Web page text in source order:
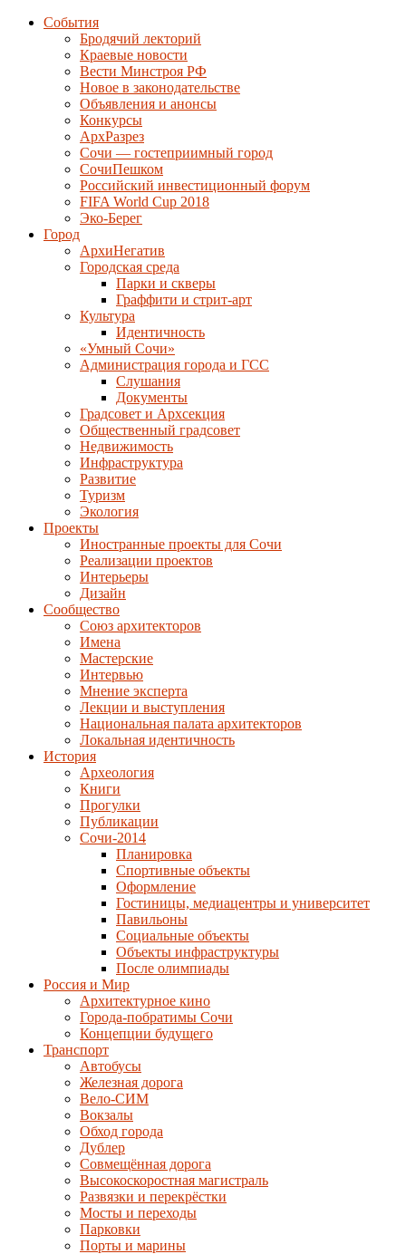
События
Бродячий лекторий
Краевые новости
Вести Минстроя РФ
Новое в законодательстве
Объявления и анонсы
Конкурсы
АрхРазрез
Сочи — гостеприимный город
СочиПешком
Российский инвестиционный форум
FIFA World Cup 2018
Эко-Берег
Город
АрхиНегатив
Городская среда
Парки и скверы
Граффити и стрит-арт
Культура
Идентичность
«Умный Сочи»
Администрация города и ГСС
Слушания
Документы
Градсовет и Архсекция
Общественный градсовет
Недвижимость
Инфраструктура
Развитие
Туризм
Экология
Проекты
Иностранные проекты для Сочи
Реализации проектов
Интерьеры
Дизайн
Сообщество
Союз архитекторов
Имена
Мастерские
Интервью
Мнение эксперта
Лекции и выступления
Национальная палата архитекторов
Локальная идентичность
История
Археология
Книги
Прогулки
Публикации
Сочи-2014
Планировка
Спортивные объекты
Оформление
Гостиницы, медиацентры и университет
Павильоны
Социальные объекты
Объекты инфраструктуры
После олимпиады
Россия и Мир
Архитектурное кино
Города-побратимы Сочи
Концепции будущего
Транспорт
Автобусы
Железная дорога
Вело-СИМ
Вокзалы
Обход города
Дублер
Совмещённая дорога
Высокоскоростная магистраль
Развязки и перекрёстки
Мосты и переходы
Парковки
Порты и марины